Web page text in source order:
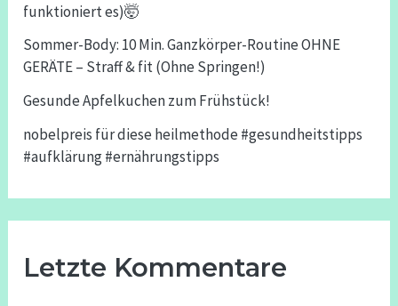
funktioniert es)🤯
Sommer-Body: 10 Min. Ganzkörper-Routine OHNE
GERÄTE – Straff & fit (Ohne Springen!)
Gesunde Apfelkuchen zum Frühstück!
nobelpreis für diese heilmethode #gesundheitstipps
#aufklärung #ernährungstipps
Letzte Kommentare